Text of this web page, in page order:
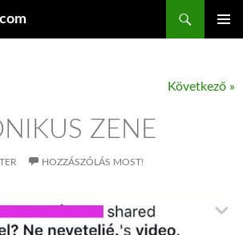
Következő »
ZENE
HOZZÁSZÓLÁS MOST!